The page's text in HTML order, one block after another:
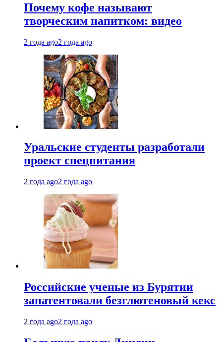
Почему кофе называют
творческим напитком: видео
2 года ago2 года ago
Уральские студенты разработали
проект спецпитания
2 года ago2 года ago
Российские ученые из Бурятии
запатентовали безглютеновый кекс
2 года ago2 года ago